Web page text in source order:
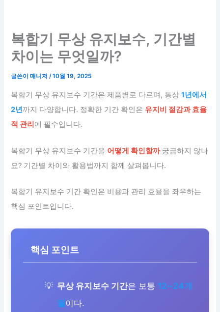
복합기 무상 유지보수, 기간별
차이는 무엇일까?
글쓴이매니저 /10월 19, 2025
복합기 무상 유지보수 기간은 제품별로 다르며, 통상1년에서
2년까지 다양합니다. 정확한 기간 확인은 유지비 절감과 효율
적 관리 에 필수입니다.
복합기 무상 유지보수 기간을 어떻게 확인할까궁금하지 않나
요? 기간별 차이와 활용법까지 함께 살펴봅니다.
복합기 유지보수 기간 확인은 비용과 관리 효율을 좌우하는
핵심 포인트입니다.
핵심 포인트
무상 유지보수 기간은 보통 12~24개
월 이다.